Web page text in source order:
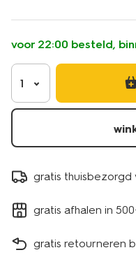
beschermcase-
60330002.html
voor 22:00 besteld,
1
gratis thuisbezorgd
gratis afhalen in
gratis retourneren